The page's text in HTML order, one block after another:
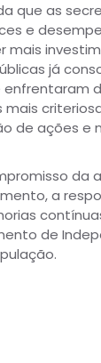
que as
e
mais
já
de ações e
da
a
de